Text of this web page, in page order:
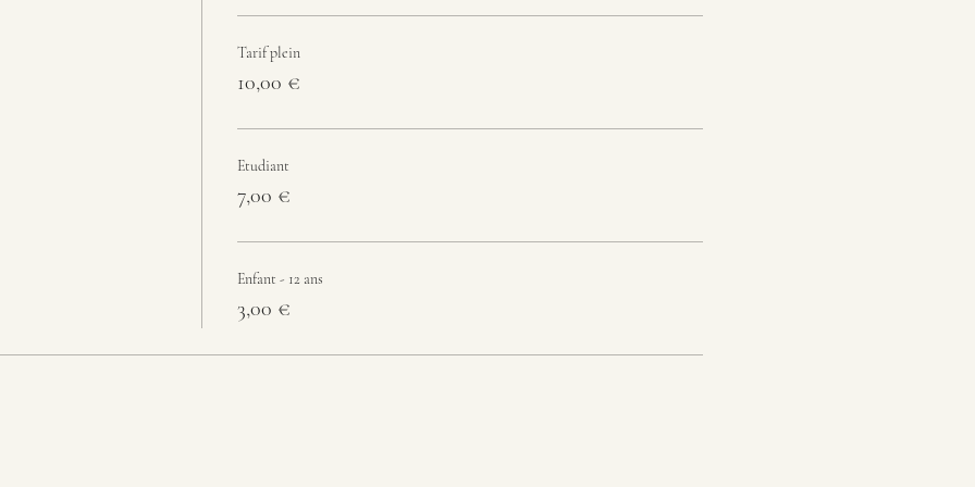
Tarif plein
10,00 €
Etudiant
7,00 €
Enfant - 12 ans
3,00 €